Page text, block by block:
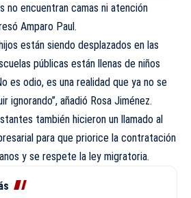
no encuentran camas ni atención
Amparo Paul.
están siendo desplazados en las
públicas están llenas de niños
es odio, es una realidad que ya no se
ignorando”, añadió Rosa Jiménez.
también hicieron un llamado al
para que priorice la contratación
y se respete la ley migratoria.